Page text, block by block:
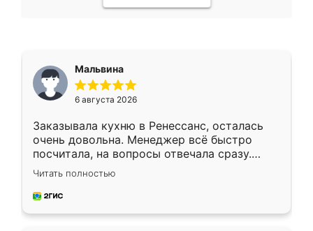
Мальвина
6 августа 2026
Заказывала кухню в Ренессанс, осталась
очень довольна. Менеджер всё быстро
посчитала, на вопросы отвечала сразу.
Замерщик приехал в субботу, подошёл к
делу со всей ответственностью. Собрали
за день, ребята работали аккуратно, даже
Читать полностью